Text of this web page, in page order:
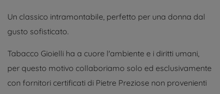
Un classico intramontabile, perfetto per una donna dal
gusto sofisticato.
Tabacco Gioielli ha a cuore l'ambiente e i diritti umani,
per questo motivo collaboriamo solo ed esclusivamente
con fornitori certificati di Pietre Preziose non provenienti